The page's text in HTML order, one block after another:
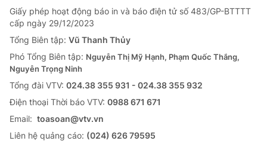
Giấy phép hoạt động báo in và báo điện tử số 483/GP-BTTTT
cấp ngày 29/12/2023
Tổng Biên tập: Vũ Thanh Thủy
Phó Tổng Biên tập: Nguyễn Thị Mỹ Hạnh, Phạm Quốc Thắng,
Nguyễn Trọng Ninh
Tổng đài VTV: 024.38 355 931 - 024.38 355 932
Ðiện thoại Thời báo VTV: 0988 671 671
Email: toasoan@vtv.vn
Liên hệ quảng cáo: (024) 626 79595